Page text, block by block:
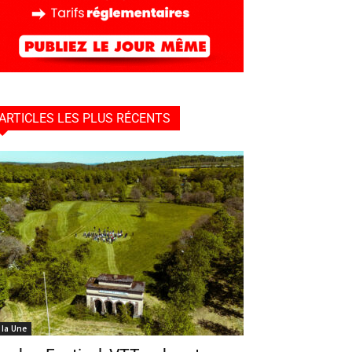
LES PLUS RÉCENTS
la Une